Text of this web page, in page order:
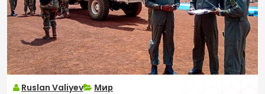
Ruslan Valiyev Мир